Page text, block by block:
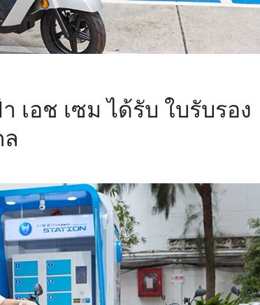
เอช เซม ได้รับ ใบรับรอง